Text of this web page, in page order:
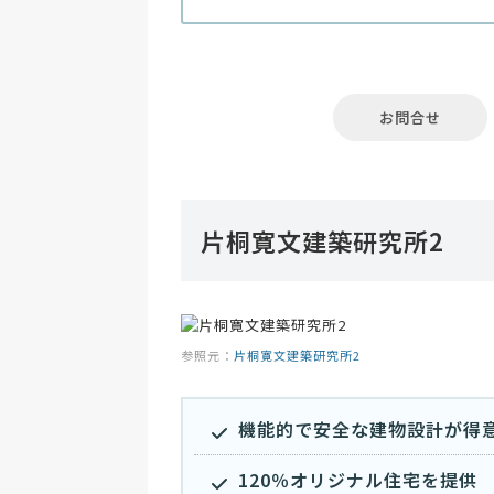
お問合せ
片桐寛文建築研究所2
参照元： 片桐寛文建築研究所2
機能的で安全な建物設計が得
120％オリジナル住宅を提供